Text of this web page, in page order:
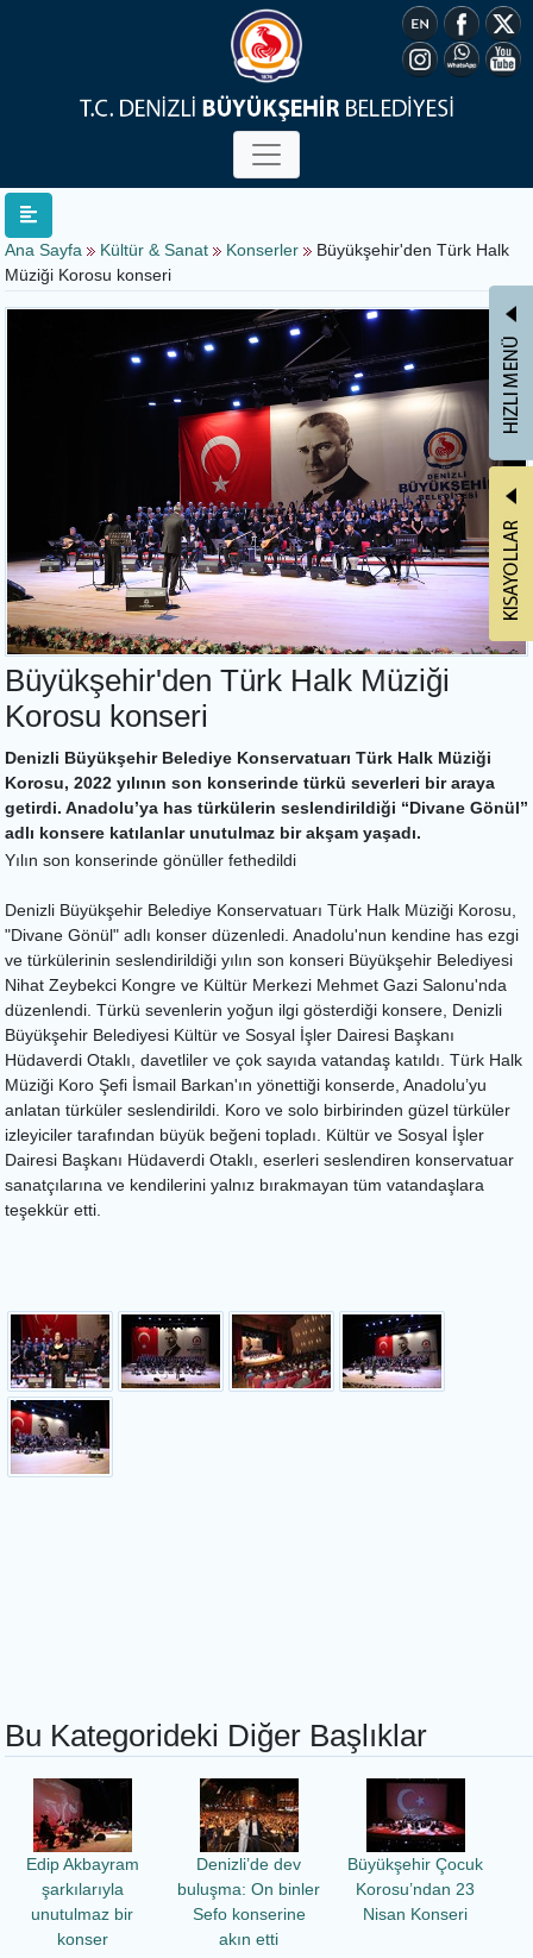
Ana Sayfa Kültür & Sanat Konserler
Büyükşehir'den Türk Halk
Müziği Korosu konseri
Büyükşehir'den Türk Halk Müziği
Korosu konseri
Denizli Büyükşehir Belediye Konservatuarı Türk Halk Müziği
Korosu, 2022 yılının son konserinde türkü severleri bir araya
getirdi. Anadolu’ya has türkülerin seslendirildiği “Divane Gönül”
adlı konsere katılanlar unutulmaz bir akşam yaşadı.
Yılın son konserinde gönüller fethedildi
Denizli Büyükşehir Belediye Konservatuarı Türk Halk Müziği Korosu,
"Divane Gönül" adlı konser düzenledi. Anadolu'nun kendine has ezgi
ve türkülerinin seslendirildiği yılın son konseri Büyükşehir Belediyesi
Nihat Zeybekci Kongre ve Kültür Merkezi Mehmet Gazi Salonu'nda
düzenlendi. Türkü sevenlerin yoğun ilgi gösterdiği konsere, Denizli
Büyükşehir Belediyesi Kültür ve Sosyal İşler Dairesi Başkanı
Hüdaverdi Otaklı, davetliler ve çok sayıda vatandaş katıldı. Türk Halk
Müziği Koro Şefi İsmail Barkan'ın yönettiği konserde, Anadolu’yu
anlatan türküler seslendirildi. Koro ve solo birbirinden güzel türküler
izleyiciler tarafından büyük beğeni topladı. Kültür ve Sosyal İşler
Dairesi Başkanı Hüdaverdi Otaklı, eserleri seslendiren konservatuar
sanatçılarına ve kendilerini yalnız bırakmayan tüm vatandaşlara
teşekkür etti.
Bu Kategorideki Diğer Başlıklar
Edip Akbayram
şarkılarıyla
unutulmaz bir
konser
Denizli’de dev
buluşma: On binler
Sefo konserine
akın etti
Büyükşehir Çocuk
Korosu’ndan 23
Nisan Konseri